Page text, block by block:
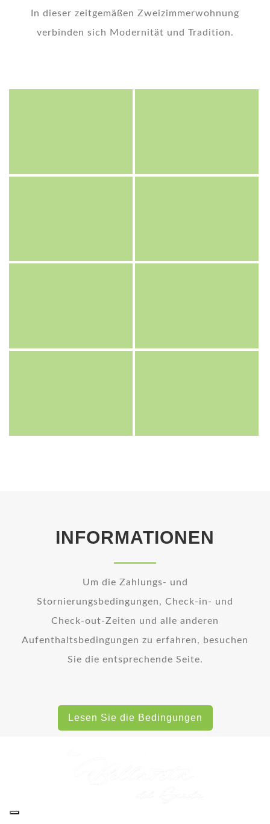
In dieser zeitgemäßen Zweizimmerwohnung
verbinden sich Modernität und Tradition.
INFORMATIONEN
Um die Zahlungs- und
Stornierungsbedingungen, Check-in- und
Check-out-Zeiten und alle anderen
Aufenthaltsbedingungen zu erfahren, besuchen
Sie die entsprechende Seite.
Lesen Sie die Bedingungen